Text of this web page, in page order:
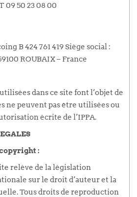
09 50 23 08 00
B 424 761 419 Siège social :
ROUBAIX – France
dans ce site font l’objet de
ne peuvent pas être utilisées ou
écrite de l’IPPA.
:
relève de la législation
sur le droit d’auteur et la
Tous droits de reproduction